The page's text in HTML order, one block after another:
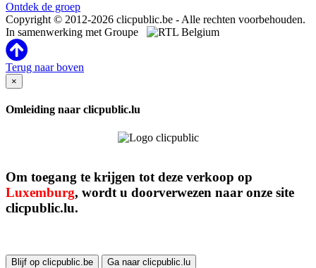
Ontdek de groep
Copyright © 2012-2026 clicpublic.be - Alle rechten voorbehouden.
In samenwerking met Groupe
Terug naar boven
×
Omleiding naar clicpublic.lu
Om toegang te krijgen tot deze verkoop op
Luxemburg, wordt u doorverwezen naar onze site
clicpublic.lu.
Blijf op clicpublic.be Ga naar clicpublic.lu